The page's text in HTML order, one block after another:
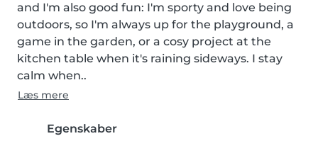
and I'm also good fun: I'm sporty and love being
outdoors, so I'm always up for the playground, a
game in the garden, or a cosy project at the
kitchen table when it's raining sideways. I stay
calm when..
Læs mere
Egenskaber